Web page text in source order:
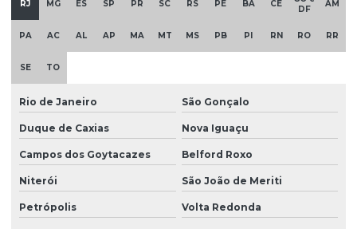
RJ MG ES SP PR SC RS PE BA CE
DF
AM
PA AC AL AP MA MT MS PB PI RN RO RR
SE TO
Rio de Janeiro São Gonçalo
Duque de Caxias Nova Iguaçu
Campos dos Goytacazes Belford Roxo
Niterói São João de Meriti
Petrópolis Volta Redonda